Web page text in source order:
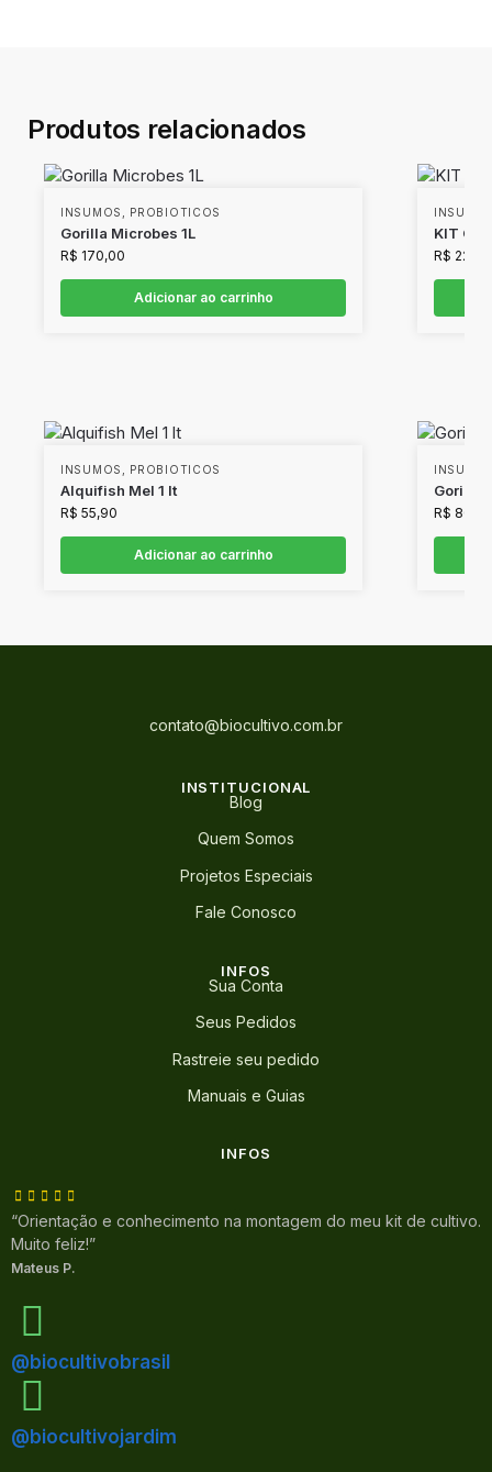
Produtos relacionados
INSUMOS , PROBIOTICOS
Gorilla Microbes 1L
R$ 170,00
Adicionar ao carrinho
KIT
R$
INSUMOS , PROBIOTICOS
Alquifish Mel 1 lt
R$ 55,90
Adicionar ao carrinho
Gorilla
R$ 80,00
contato@biocultivo.com.br
INSTITUCIONAL
Blog
Quem Somos
Projetos Especiais
Fale Conosco
INFOS
Sua Conta
Seus Pedidos
Rastreie seu pedido
Manuais e Guias
INFOS
“Orientação e conhecimento na montagem do meu kit de cultivo.
Muito feliz!”
Mateus P.
@biocultivobrasil
@biocultivojardim